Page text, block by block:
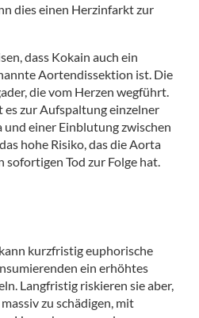
dies einen Herzinfarkt zur
dass Kokain auch ein
Aortendissektion ist. Die
die vom Herzen wegführt.
zur Aufspaltung einzelner
einer Einblutung zwischen
hohe Risiko, das die Aorta
sofortigen Tod zur Folge hat.
kurzfristig euphorische
ein erhöhtes
Langfristig riskieren sie aber,
zu schädigen, mit